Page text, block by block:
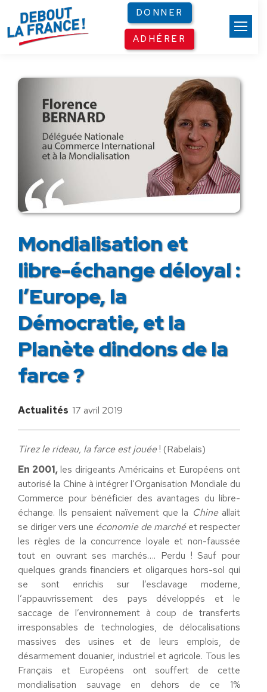
DONNER
ADHÉRER
Mondialisation et
libre-échange déloyal :
l’Europe, la
Démocratie, et la
Planète dindons de la
farce ?
Actualités 17 avril 2019
Tirez le rideau, la farce est jouée! (Rabelais)
En 2001,les dirigeants Américains et Européens ont
autorisé la Chine à intégrer l’Organisation Mondiale du
Commerce pour bénéficier des avantages du libre-
échange. Ils pensaient naïvement que la Chine allait
se diriger vers une économie de marchéet respecter
les règles de la concurrence loyale et non-faussée
tout en ouvrant ses marchés…. Perdu ! Sauf pour
quelques grands financiers et oligarques hors-sol qui
se sont enrichis sur l’esclavage moderne,
l’appauvrissement des pays développés et le
saccage de l’environnement à coup de transferts
irresponsables de technologies, de délocalisations
massives des usines et de leurs emplois, de
désarmement douanier, industriel et agricole. Tous les
Français et Européens ont souffert de cette
mondialisation sauvage en dehors de ce 1%
Panneau de gestion des cookies